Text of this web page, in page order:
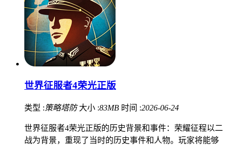
世界征服者4荣光正版
类型 : 策略塔防 大小 :83MB 时间 :2026-06-24
世界征服者4荣光正版的历史背景和事件：荣耀征程以二
战为背景，重现了当时的历史事件和人物。玩家将能够